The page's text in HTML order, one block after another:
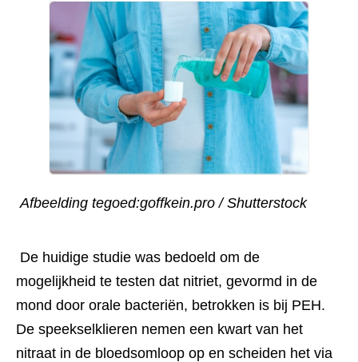
Afbeelding tegoed:goffkein.pro / Shutterstock
mogelijkheid te testen dat nitriet, gevormd in de
mond door orale bacteriën, betrokken is bij PEH.
De speekselklieren nemen een kwart van het
nitraat in de bloedsomloop op en scheiden het via